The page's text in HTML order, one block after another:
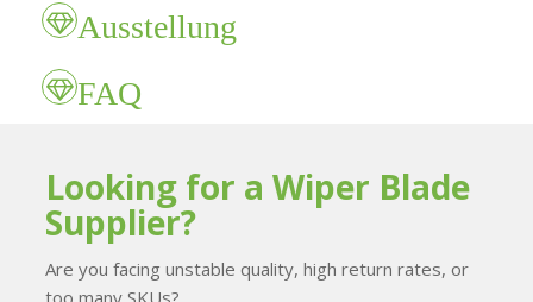
Ausstellung
FAQ
Looking for a Wiper Blade
Supplier?
Are you facing unstable quality, high return rates, or
too many SKUs?